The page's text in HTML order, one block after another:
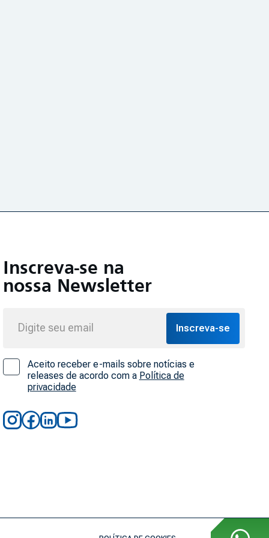
Inscreva-se na
nossa Newsletter
Inscreva-se
Aceito receber e-mails sobre notícias e
releases de acordo com a Política de
privacidade